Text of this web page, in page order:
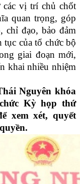
các vị trí chủ chốt
quan trọng, góp
chỉ đạo, bảo đảm
tục của tổ chức bộ
giai đoạn mới,
khai nhiều nhiệm
Nguyên khóa
Kỳ họp thứ
xem xét, quyết